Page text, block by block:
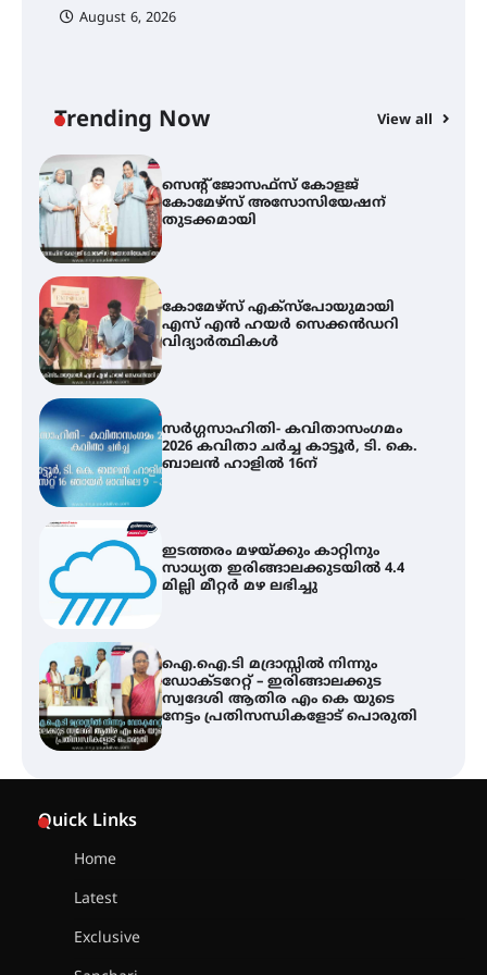
August 6, 2026
Trending Now View all
വെള്ളിയാഴ്ച സ്‌ക്രീൻ ചെയ്യുന്നു
സെന്റ് ജോസഫ്സ് കോളജ്
കോമേഴ്‌സ് അസോസിയേഷന്
തുടക്കമായി
കോമേഴ്സ് എക്സ്പോയുമായി
എസ് എൻ ഹയർ സെക്കൻഡറി
വിദ്യാർത്ഥികൾ
സർഗ്ഗസാഹിതി- കവിതാസംഗമം
2026 കവിതാ ചർച്ച കാട്ടൂർ, ടി. കെ.
ബാലൻ ഹാളിൽ 16ന്
ഇടത്തരം മഴയ്ക്കും കാറ്റിനും
സാധ്യത ഇരിങ്ങാലക്കുടയിൽ 4.4
മില്ലി മീറ്റർ മഴ ലഭിച്ചു
ഐ.ഐ.ടി മദ്രാസ്സിൽ നിന്നും
ഡോക്ടറേറ്റ് – ഇരിങ്ങാലക്കുട
സ്വദേശി ആതിര എം കെ യുടെ
നേട്ടം പ്രതിസന്ധികളോട് പൊരുതി
Quick Links
Home
Latest
Exclusive